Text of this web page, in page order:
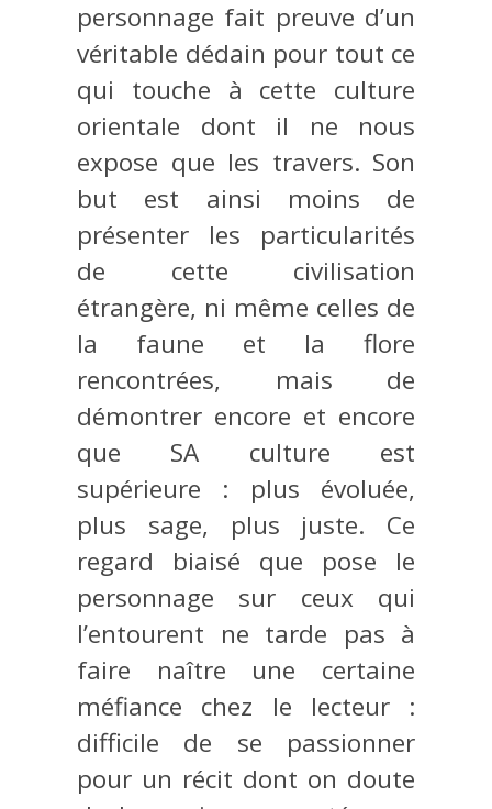
personnage fait preuve d’un
véritable dédain pour tout ce
qui touche à cette culture
orientale dont il ne nous
expose que les travers. Son
but est ainsi moins de
présenter les particularités
de cette civilisation
étrangère, ni même celles de
la faune et la flore
rencontrées, mais de
démontrer encore et encore
que SA culture est
supérieure : plus évoluée,
plus sage, plus juste. Ce
regard biaisé que pose le
personnage sur ceux qui
l’entourent ne tarde pas à
faire naître une certaine
méfiance chez le lecteur :
difficile de se passionner
pour un récit dont on doute